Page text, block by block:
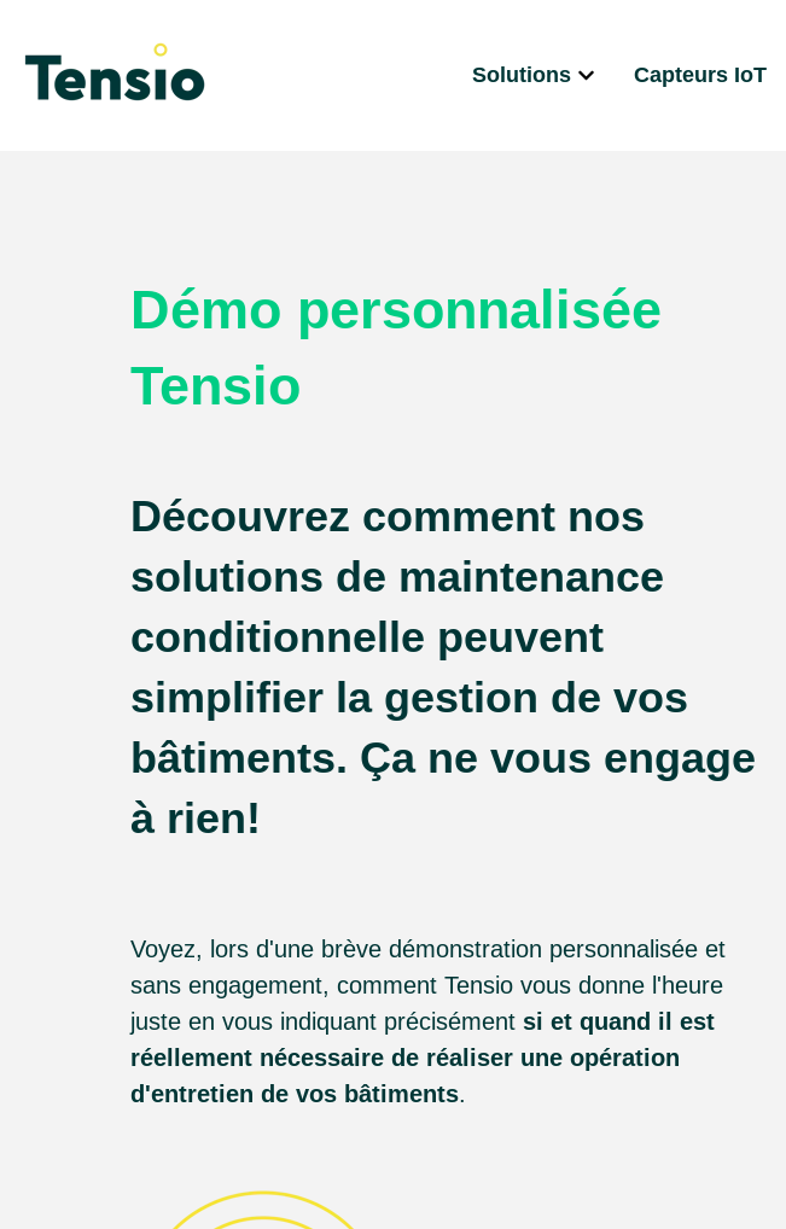
Solutions
Afficher le sous-menu
Capteurs IoT
Démo personnalisée
Tensio
Découvrez comment nos
solutions de maintenance
conditionnelle peuvent
simplifier la gestion de vos
bâtiments. Ça ne vous engage
à rien!
Voyez, lors d'une brève démonstration personnalisée et
sans engagement, comment Tensio vous donne l'heure
juste en vous indiquant précisément si et quand il est
réellement nécessaire de réaliser une opération
d'entretien de vos bâtiments.